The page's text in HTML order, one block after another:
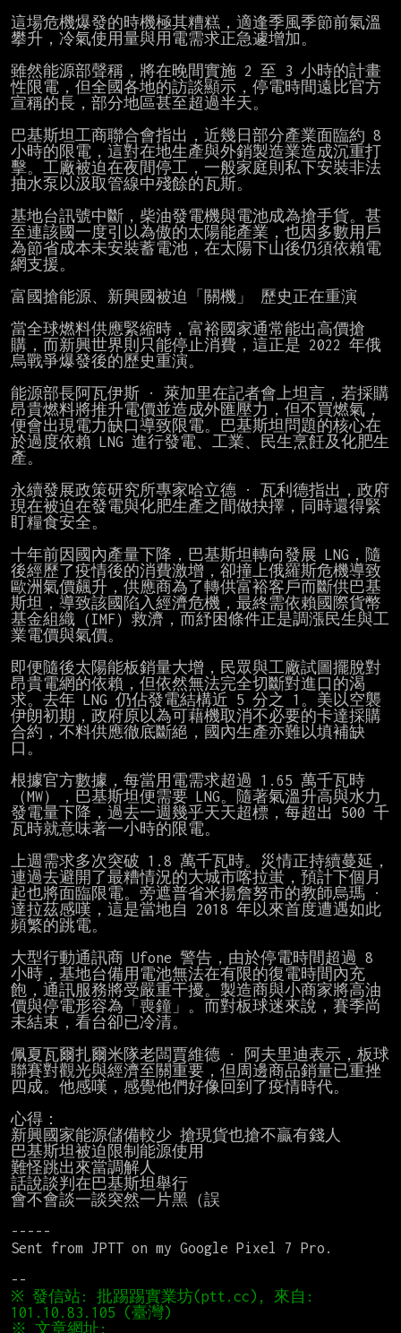
這場危機爆發的時機極其糟糕，適逢季風季節前氣溫
攀升，冷氣使用量與用電需求正急遽增加。
雖然能源部聲稱，將在晚間實施 2 至 3 小時的計畫
性限電，但全國各地的訪談顯示，停電時間遠比官方
宣稱的長，部分地區甚至超過半天。
巴基斯坦工商聯合會指出，近幾日部分產業面臨約 8
小時的限電，這對在地生產與外銷製造業造成沉重打
擊。工廠被迫在夜間停工，一般家庭則私下安裝非法
抽水泵以汲取管線中殘餘的瓦斯。
基地台訊號中斷，柴油發電機與電池成為搶手貨。甚
至連該國一度引以為傲的太陽能產業，也因多數用戶
為節省成本未安裝蓄電池，在太陽下山後仍須依賴電
網支援。
富國搶能源、新興國被迫「關機」 歷史正在重演
當全球燃料供應緊縮時，富裕國家通常能出高價搶
購，而新興世界則只能停止消費，這正是 2022 年俄
烏戰爭爆發後的歷史重演。
能源部長阿瓦伊斯 · 萊加里在記者會上坦言，若採購
昂貴燃料將推升電價並造成外匯壓力，但不買燃氣，
便會出現電力缺口導致限電。巴基斯坦問題的核心在
於過度依賴 LNG 進行發電、工業、民生烹飪及化肥生
產。
永續發展政策研究所專家哈立德 · 瓦利德指出，政府
現在被迫在發電與化肥生產之間做抉擇，同時還得緊
盯糧食安全。
十年前因國內產量下降，巴基斯坦轉向發展 LNG，隨
後經歷了疫情後的消費激增，卻撞上俄羅斯危機導致
歐洲氣價飆升，供應商為了轉供富裕客戶而斷供巴基
斯坦，導致該國陷入經濟危機，最終需依賴國際貨幣
基金組織（IMF）救濟，而紓困條件正是調漲民生與工
業電價與氣價。
即便隨後太陽能板銷量大增，民眾與工廠試圖擺脫對
昂貴電網的依賴，但依然無法完全切斷對進口的渴
求。去年 LNG 仍佔發電結構近 5 分之 1。美以空襲
伊朗初期，政府原以為可藉機取消不必要的卡達採購
合約，不料供應徹底斷絕，國內生產亦難以填補缺
口。
根據官方數據，每當用電需求超過 1.65 萬千瓦時
（MW），巴基斯坦便需要 LNG。隨著氣溫升高與水力
發電量下降，過去一週幾乎天天超標，每超出 500 千
瓦時就意味著一小時的限電。
上週需求多次突破 1.8 萬千瓦時。災情正持續蔓延，
連過去避開了最糟情況的大城市喀拉蚩，預計下個月
起也將面臨限電。旁遮普省米揚詹努市的教師烏瑪 ·
達拉茲感嘆，這是當地自 2018 年以來首度遭遇如此
頻繁的跳電。
大型行動通訊商 Ufone 警告，由於停電時間超過 8
小時，基地台備用電池無法在有限的復電時間內充
飽，通訊服務將受嚴重干擾。製造商與小商家將高油
價與停電形容為「喪鐘」。而對板球迷來說，賽季尚
未結束，看台卻已冷清。
佩夏瓦爾扎爾米隊老闆賈維德 · 阿夫里迪表示，板球
聯賽對觀光與經濟至關重要，但周邊商品銷量已重挫
四成。他感嘆，感覺他們好像回到了疫情時代。
心得：
新興國家能源儲備較少 搶現貨也搶不贏有錢人
巴基斯坦被迫限制能源使用
難怪跳出來當調解人
話說談判在巴基斯坦舉行
會不會談一談突然一片黑（誤
-----
Sent from JPTT on my Google Pixel 7 Pro.
※ 發信站: 批踢踢實業坊(ptt.cc), 來自: